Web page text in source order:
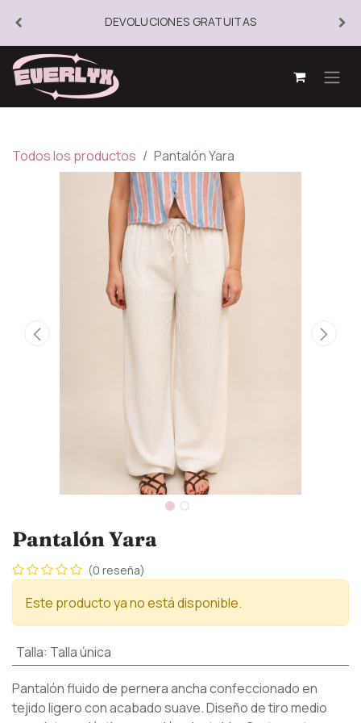
DEVOLUCIONES GRATUITAS
Todos los productos Pantalón Yara
Pantalón Yara
(0 reseña)
Este producto ya no está disponible.
Talla: Talla única
Pantalón fluido de pernera ancha confeccionado en
tejido ligero con acabado suave. Diseño de tiro medio